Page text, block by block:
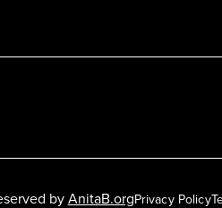
Privacy Policy
byAnitaB.org